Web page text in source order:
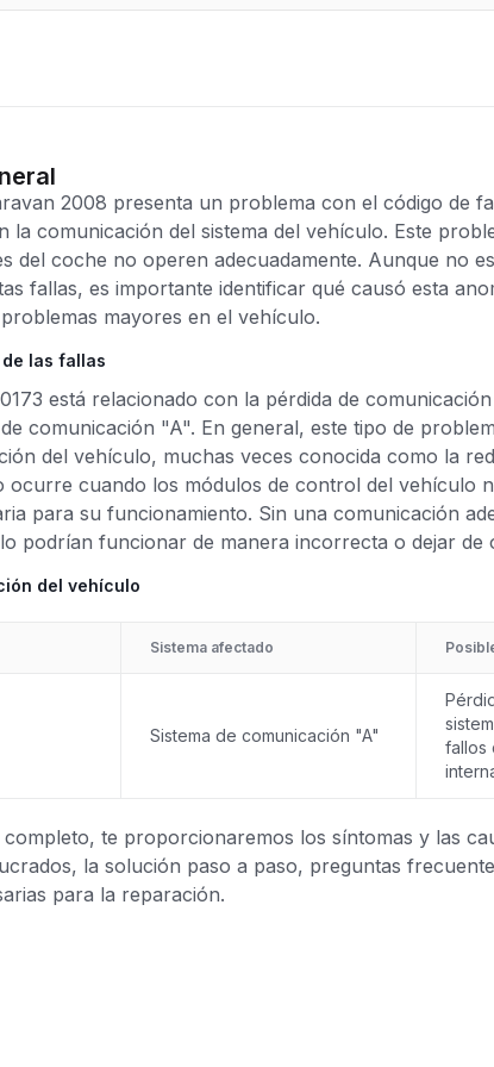
2008 presenta un problema con el código de
la comunicación del sistema del vehículo. Este
del coche no operen adecuadamente. Aunque no
fallas, es importante identificar qué causó esta
mayores en el vehículo.
las fallas
está relacionado con la pérdida de
comunicación "A". En general, este tipo de
del vehículo, muchas veces conocida como la
ocurre cuando los módulos de control del vehículo
para su funcionamiento. Sin una comunicación
podrían funcionar de manera incorrecta o dejar
del vehículo
Sistema afectado
Sistema de comunicación "A"
fallos
completo, te proporcionaremos los síntomas y las
la solución paso a paso, preguntas
para la reparación.